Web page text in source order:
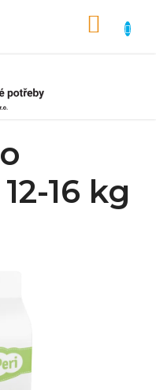
16 kg